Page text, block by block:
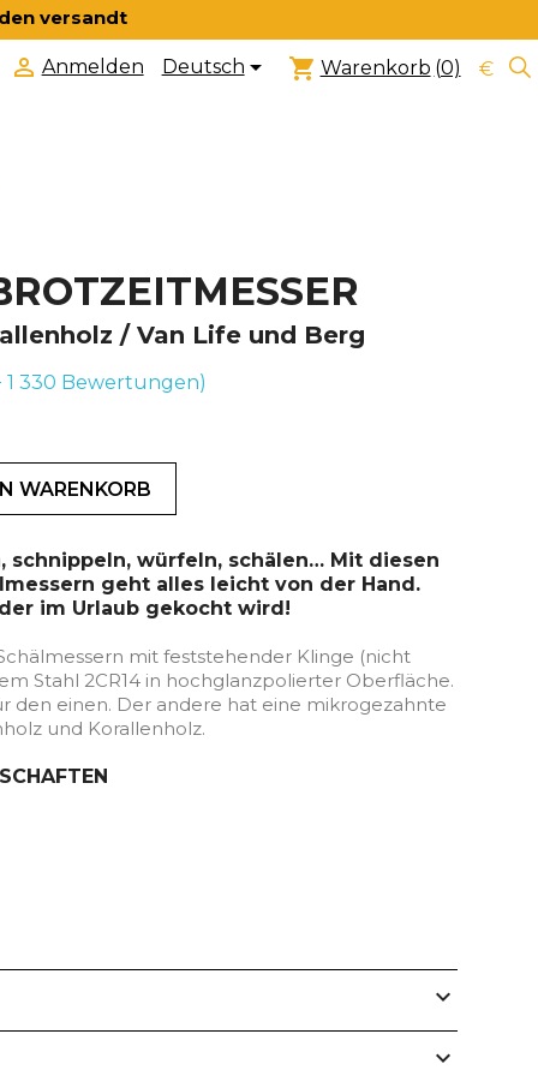
versandt
 Anmelden Deutsch shopping_cart Warenkorb (0) €
/ Van Life und Berg
1 330 Bewertungen)
WARENKORB
schnippeln, würfeln, schälen… Mit diesen
geht alles leicht von der Hand.
im Urlaub gekocht wird!
mit feststehender Klinge (nicht
Stahl 2CR14 in hochglanzpolierter Oberfläche.
den einen. Der andere hat eine mikrogezahnte
und Korallenholz.
expand_more
expand_more